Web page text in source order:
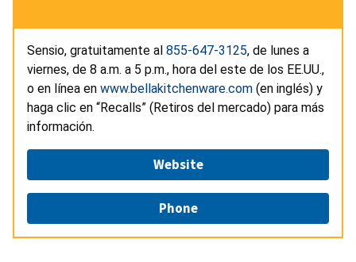
Sensio, gratuitamente al 855-647-3125, de lunes a
viernes, de 8 a.m. a 5 p.m., hora del este de los EE.UU.,
o en línea en www.bellakitchenware.com (en inglés) y
haga clic en “Recalls” (Retiros del mercado) para más
información.
Website
Phone